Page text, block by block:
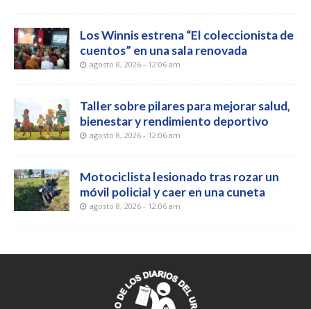
Los Winnis estrena “El coleccionista de
cuentos” en una sala renovada
agosto 8, 2026 - 12:06 am
Taller sobre pilares para mejorar salud,
bienestar y rendimiento deportivo
agosto 8, 2026 - 12:06 am
Motociclista lesionado tras rozar un
móvil policial y caer en una cuneta
agosto 8, 2026 - 12:06 am